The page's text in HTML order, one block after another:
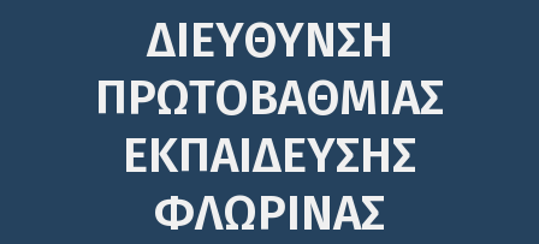
ΔΙΕΎΘΥΝΣΗ
ΠΡΩΤΟΒΆΘΜΙΑΣ
ΕΚΠΑΊΔΕΥΣΗΣ
ΦΛΩΡΙΝΑΣ